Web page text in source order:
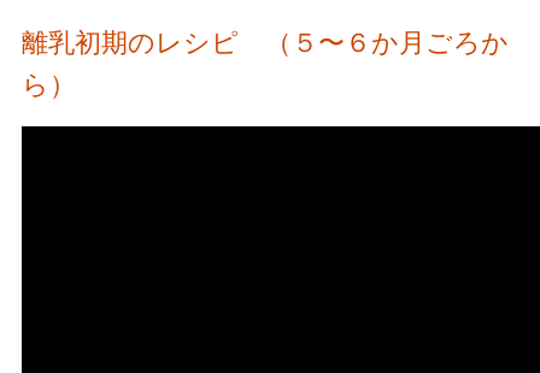
離乳初期のレシピ （５〜６か月ごろか
ら）